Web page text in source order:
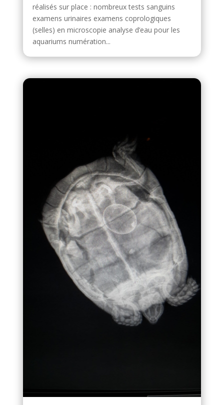
réalisés sur place : nombreux tests sanguins
examens urinaires examens coprologiques
(selles) en microscopie analyse d’eau pour les
aquariums numération...